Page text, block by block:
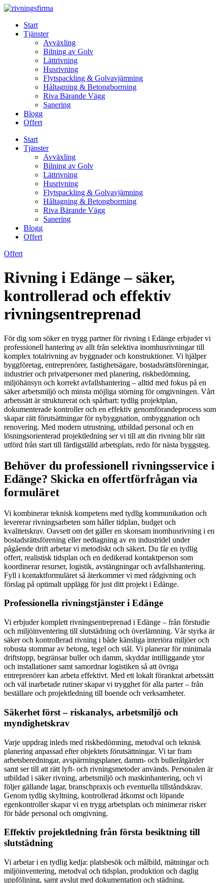
Skip
contentStart
Tjänster
Avväxling
Bilning av Golv
Lättrivning
Husrivning
Flytspackling & Golvavjämning
Håltagning & Betongborrning
Riva Bärande Vägg
Sanering
Blogg
Offert
Start
Tjänster
Avväxling
Bilning av Golv
Lättrivning
Husrivning
Flytspackling & Golvavjämning
Håltagning & Betongborrning
Riva Bärande Vägg
Sanering
Blogg
Offert
Offert
Rivning i Edänge – säker,
kontrollerad och effektiv
rivningsentreprenad
För dig som söker en trygg partner för rivning i Edänge erbjuder vi
professionell hantering av allt från selektiva inomhusrivningar till
komplex totalrivning av byggnader och konstruktioner. Vi hjälper
byggföretag, entreprenörer, fastighetsägare, bostadsrättsföreningar,
industrier och privatpersoner med planering, riskbedömning,
miljöhänsyn och korrekt avfallshantering – alltid med fokus på en
säker arbetsmiljö och minsta möjliga störning för omgivningen. Vårt
arbetssätt är strukturerat och spårbart: tydlig projektplan,
dokumenterade kontroller och en effektiv genomförandeprocess som
skapar rätt förutsättningar för nybyggnation, ombyggnation och
renovering. Med modern utrustning, utbildad personal och en
lösningsorienterad projektledning ser vi till att din rivning blir rätt
utförd från start till färdigställd arbetsplats, redo för nästa byggsteg.
Behöver du professionell rivningsservice i
Edänge? Skicka en offertförfrågan via
formuläret
Vi kombinerar teknisk kompetens med tydlig kommunikation och
levererar rivningsarbeten som håller tidplan, budget och
kvalitetskrav. Oavsett om det gäller en skonsam inomhusrivning i en
bostadsrättsförening eller nedtagning av en industridel under
pågående drift arbetar vi metodiskt och säkert. Du får en tydlig
offert, realistisk tidsplan och en dedikerad kontaktperson som
koordinerar resurser, logistik, avstängningar och avfallshantering.
Fyll i kontaktformuläret så återkommer vi med rådgivning och
förslag på optimalt upplägg för just ditt projekt i Edänge.
Professionella rivningstjänster i Edänge
Vi erbjuder komplett rivningsentreprenad i Edänge – från förstudie
och miljöinventering till slutstädning och överlämning. Vår styrka är
säker och kontrollerad rivning i både känsliga interiöra miljöer och
robusta stommar av betong, tegel och stål. Vi planerar för minimala
driftstopp, begränsar buller och damm, skyddar intilliggande ytor
och installationer samt samordnar logistiken så att övriga
entreprenörer kan arbeta effektivt. Med ett lokalt förankrat arbetssätt
och väl inarbetade rutiner skapar vi trygghet för alla parter – från
beställare och projektledning till boende och verksamheter.
Säkerhet först – riskanalys, arbetsmiljö och
myndighetskrav
Varje uppdrag inleds med riskbedömning, metodval och teknisk
planering anpassad efter objektets förutsättningar. Vi tar fram
arbetsberedningar, avspärrningsplaner, damm- och bulleråtgärder
samt ser till att rätt lyft- och rivningsmetoder används. Personalen är
utbildad i säker rivning, arbetsmiljö och maskinhantering, och vi
följer gällande lagar, branschpraxis och eventuella tillståndskrav.
Genom tydlig skyltning, kontrollerad åtkomst och löpande
egenkontroller skapar vi en trygg arbetsplats och minimerar risker
för både personal och omgivning.
Effektiv projektledning från första besiktning till
slutstädning
Vi arbetar i en tydlig kedja: platsbesök och målbild, mätningar och
miljöinventering, metodval och tidsplan, produktion och daglig
uppföljning, samt avslut med dokumentation och städning.